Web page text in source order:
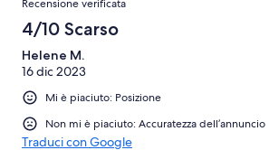
Recensione verificata
4/10 Scarso
Helene M.
16 dic 2023
Mi è piaciuto: Posizione
Non mi è piaciuto: Accuratezza dell’annuncio
Traduci con Google